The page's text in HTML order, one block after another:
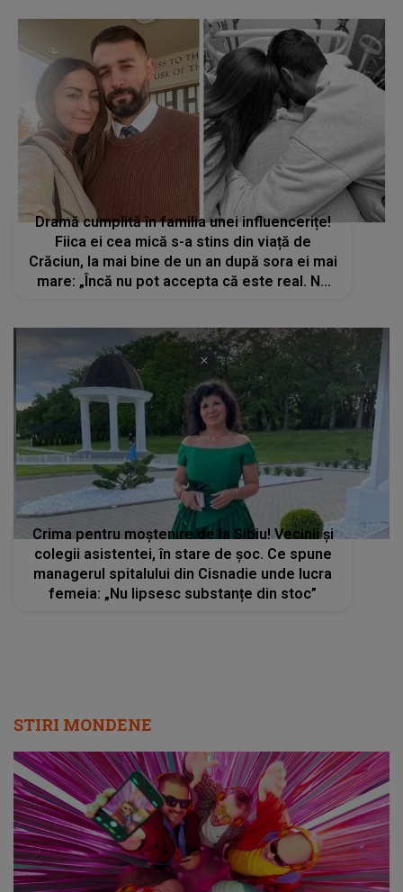
Dramă cumplită în familia unei influencerițe!
Fiica ei cea mică s-a stins din viață de
Crăciun, la mai bine de un an după sora ei mai
mare: „Încă nu pot accepta că este real. Nu
Crima pentru moștenire de la Sibiu! Vecinii și
colegii asistentei, în stare de șoc. Ce spune
managerul spitalului din Cisnadie unde lucra
femeia: „Nu lipsesc substanțe din stoc”
STIRI MONDENE